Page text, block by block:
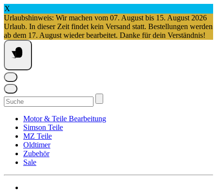
X
Urlaubshinweis: Wir machen vom 07. August bis 15. August 2026
Urlaub. In dieser Zeit findet kein Versand statt. Bestellungen werden
ab dem 17. August wieder bearbeitet. Danke für dein Verständnis!
Springe
zum
Inhalt
Suchen
nach:
Motor & Teile Bearbeitung
Simson Teile
MZ Teile
Oldtimer
Zubehör
Sale